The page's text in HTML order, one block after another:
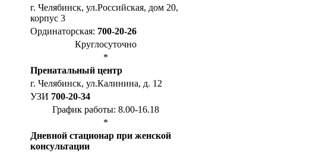
г. Челябинск, ул.Российская, дом 20,
корпус 3
Ординаторская: 700-20-26
Круглосуточно
*
Пренатальный центр
г. Челябинск, ул.Калинина, д. 12
УЗИ 700-20-34
График работы: 8.00-16.18
*
Дневной стационар при женской
консультации